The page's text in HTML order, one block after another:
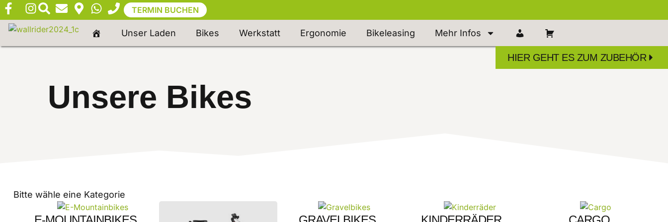
TERMIN BUCHEN
Unser Laden Bikes Werkstatt Ergonomie Bikeleasing Mehr Infos
HIER GEHT ES ZUM ZUBEHÖR
Unsere Bikes
Bitte wähle eine Kategorie